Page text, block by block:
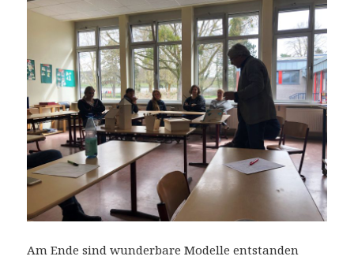
Am Ende sind wunderbare Modelle entstanden